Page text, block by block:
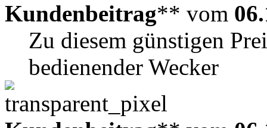
Kundenbeitrag** vom
Zu diesem günstigen
bedienender Wecker